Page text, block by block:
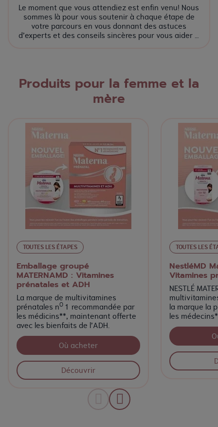
Le moment que vous attendiez est enfin venu! Nous
sommes là pour vous soutenir à chaque étape de
votre parcours en vous donnant des astuces
d’experts et des conseils sincères pour vous aider à
Produits pour la femme et la
mère
TOUTES LES ÉTAPES
Emballage groupé
MATERNAMD : Vitamines
prénatales et ADH
La marque de multivitamines
prénatales nO 1 recommandée par
les médicins**, maintenant offerte
avec les bienfaits de l’ADH.
Où acheter
Découvrir
TOUTES LES
NestléMD
Vitamines
NESTLÉ
la marque la
les